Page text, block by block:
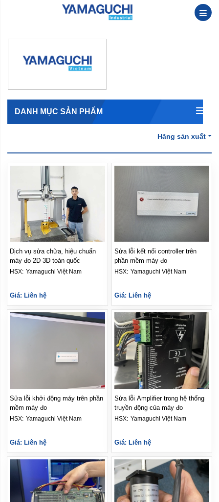
DANH MỤC SẢN PHẨM
Hãng sản xuất
Dịch vụ sửa chữa, hiệu chuẩn
máy đo 2D 3D toàn quốc
Yamaguchi Việt Nam
Giá: Liên hệ
Sửa lỗi kết nối controller trên
phần mềm máy đo
HSX: Yamaguchi Việt Nam
Giá: Liên hệ
Sửa lỗi khởi động máy trên phần
mềm máy đo
Yamaguchi Việt Nam
Giá: Liên hệ
Sửa lỗi Amplifier trong hệ thống
truyền động của máy đo
HSX: Yamaguchi Việt Nam
Giá: Liên hệ